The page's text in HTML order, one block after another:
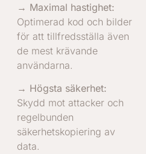
→ Maximal hastighet:
Optimerad kod och bilder
för att tillfredsställa även
de mest krävande
användarna.
→ Högsta säkerhet:
Skydd mot attacker och
regelbunden
säkerhetskopiering av
data.